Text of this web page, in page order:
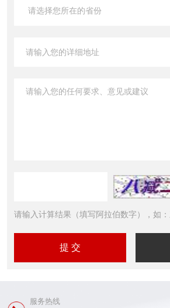
请输入计算结果（填写阿拉伯数字），如
服务热线